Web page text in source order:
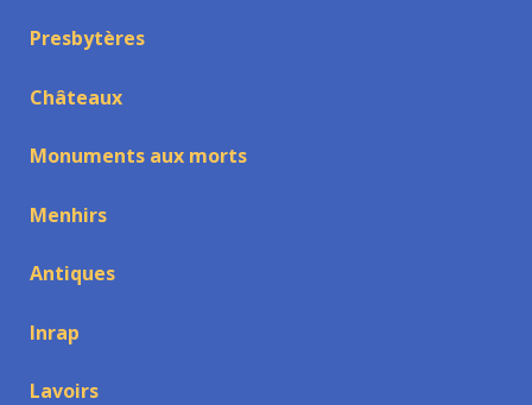
Presbytères
Châteaux
Monuments aux morts
Menhirs
Antiques
Inrap
Lavoirs